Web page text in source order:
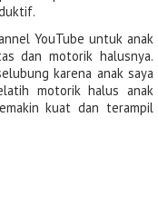
YouTube untuk anak
dan motorik halusnya.
karena anak saya
motorik halus anak
kuat dan terampil